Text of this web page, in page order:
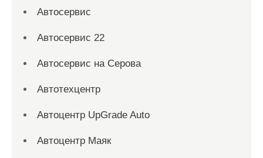
Автосервис
Автосервис 22
Автосервис на Серова
Автотехцентр
Автоцентр UpGrade Auto
Автоцентр Маяк